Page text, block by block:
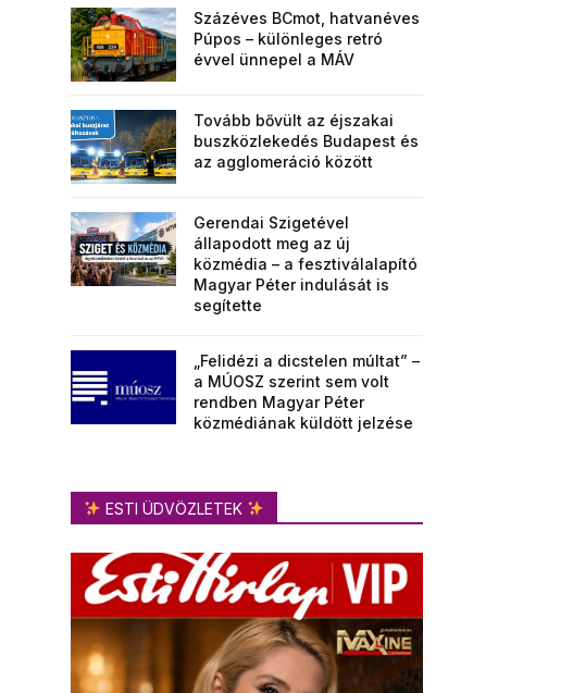
Százéves BCmot, hatvanéves
Púpos – különleges retró
évvel ünnepel a MÁV
Tovább bővült az éjszakai
buszközlekedés Budapest és
az agglomeráció között
Gerendai Szigetével
állapodott meg az új
közmédia – a fesztiválalapító
Magyar Péter indulását is
segítette
„Felidézi a dicstelen múltat” –
a MÚOSZ szerint sem volt
rendben Magyar Péter
közmédiának küldött jelzése
ESTI ÜDVÖZLETEK